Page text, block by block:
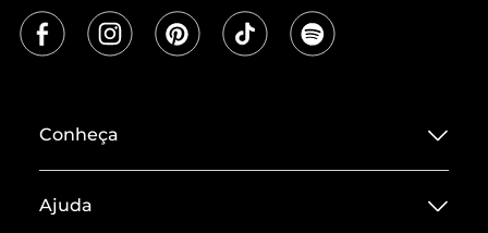
Conheça
Termos de Uso
Ajuda